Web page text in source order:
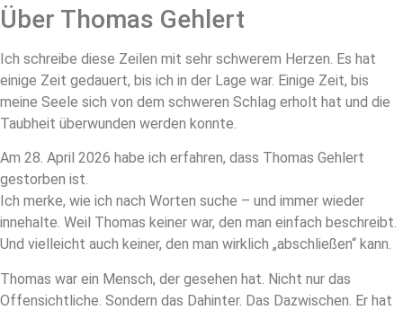
Über Thomas Gehlert
Ich schreibe diese Zeilen mit sehr schwerem Herzen. Es hat
einige Zeit gedauert, bis ich in der Lage war. Einige Zeit, bis
meine Seele sich von dem schweren Schlag erholt hat und die
Taubheit überwunden werden konnte.
Am 28. April 2026 habe ich erfahren, dass Thomas Gehlert
gestorben ist.
Ich merke, wie ich nach Worten suche – und immer wieder
innehalte. Weil Thomas keiner war, den man einfach beschreibt.
Und vielleicht auch keiner, den man wirklich „abschließen“ kann.
Thomas war ein Mensch, der gesehen hat. Nicht nur das
Offensichtliche. Sondern das Dahinter. Das Dazwischen. Er hat